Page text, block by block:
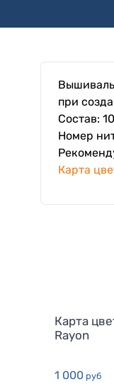
при
Состав:
Номер
Карта
Карта
Rayon
1 000 руб